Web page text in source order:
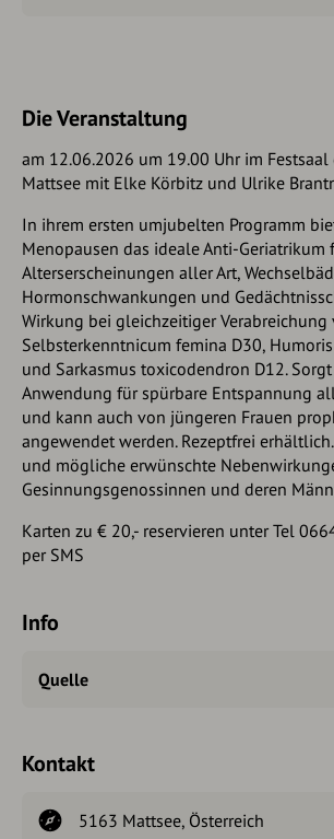
Die Veranstaltung
am 12.06.2026 um 19.00 Uhr im
Mattsee mit Elke Körbitz und Ulrike
In ihrem ersten umjubelten Programm
Menopausen das ideale Anti-Geriatrikum
Alterserscheinungen aller Art,
Hormonschwankungen und
Wirkung bei gleichzeitiger Verabreichung
Selbsterkenntnicum femina D30,
und Sarkasmus toxicodendron D12.
Anwendung für spürbare Entspannung
und kann auch von jüngeren Frauen
angewendet werden. Rezeptfrei
und mögliche erwünschte
Gesinnungsgenossinnen und deren
Karten zu € 20,- reservieren unter Tel
per SMS
Info
Quelle
Kontakt
5163 Mattsee, Österreich